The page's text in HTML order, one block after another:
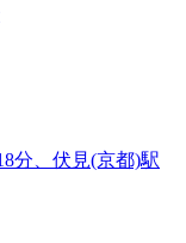
分、伏見(京都)駅